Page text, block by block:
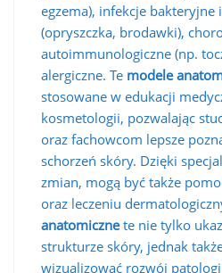
egzema), infekcje bakteryjne
(opryszczka, brodawki),
autoimmunologiczne (np.
alergiczne. Te modele
stosowane w edukacji
kosmetologii, pozwalając
oraz fachowcom lepsze
schorzeń skóry. Dzięki
zmian, mogą być także
oraz leczeniu
anatomicznete nie tylko
strukturze skóry, jednak
wizualizować rozwój